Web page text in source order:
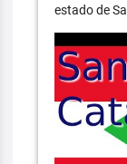
estado de